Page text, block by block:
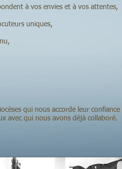
à vos envies et à vos attentes,
uniques,
qui nous accorde leur
avec qui nous avons déjà collaboré.